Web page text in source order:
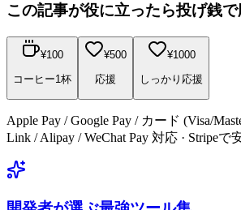
この記事が役に立ったら投げ銭で
¥100
コーヒー1杯
¥500
応援
¥1000
しっかり応援
Apple Pay / Google Pay / カード (Visa/
Link / Alipay / WeChat Pay 対応 · Stripeで